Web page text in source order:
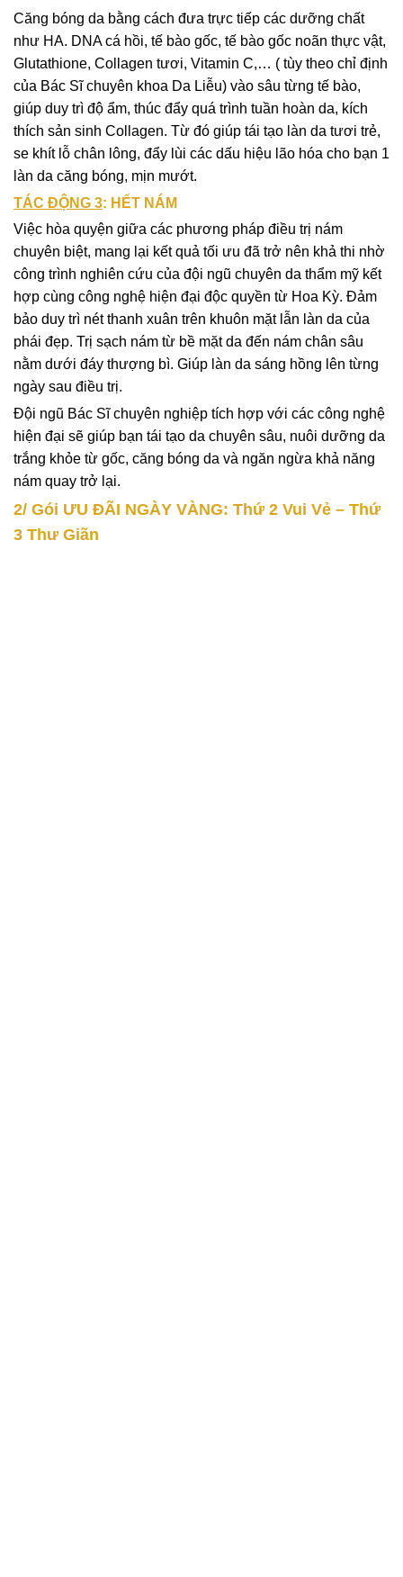
Căng bóng da bằng cách đưa trực tiếp các dưỡng chất
như HA. DNA cá hồi, tế bào gốc, tế bào gốc noãn thực vật,
Glutathione, Collagen tươi, Vitamin C,… ( tùy theo chỉ định
của Bác Sĩ chuyên khoa Da Liễu) vào sâu từng tế bào,
giúp duy trì độ ẩm, thúc đẩy quá trình tuần hoàn da, kích
thích sản sinh Collagen. Từ đó giúp tái tạo làn da tươi trẻ,
se khít lỗ chân lông, đẩy lùi các dấu hiệu lão hóa cho bạn 1
làn da căng bóng, mịn mướt.
TÁC ĐỘNG 3: HẾT NÁM
Việc hòa quyện giữa các phương pháp điều trị nám
chuyên biệt, mang lại kết quả tối ưu đã trở nên khả thi nhờ
công trình nghiên cứu của đội ngũ chuyên da thẩm mỹ kết
hợp cùng công nghệ hiện đại độc quyền từ Hoa Kỳ. Đảm
bảo duy trì nét thanh xuân trên khuôn mặt lẫn làn da của
phái đẹp. Trị sạch nám từ bề mặt da đến nám chân sâu
nằm dưới đáy thượng bì. Giúp làn da sáng hồng lên từng
ngày sau điều trị.
Đội ngũ Bác Sĩ chuyên nghiệp tích hợp với các công nghệ
hiện đại sẽ giúp bạn tái tạo da chuyên sâu, nuôi dưỡng da
trắng khỏe từ gốc, căng bóng da và ngăn ngừa khả năng
nám quay trở lại.
2/ Gói ƯU ĐÃI NGÀY VÀNG: Thứ 2 Vui Vẻ – Thứ
3 Thư Giãn